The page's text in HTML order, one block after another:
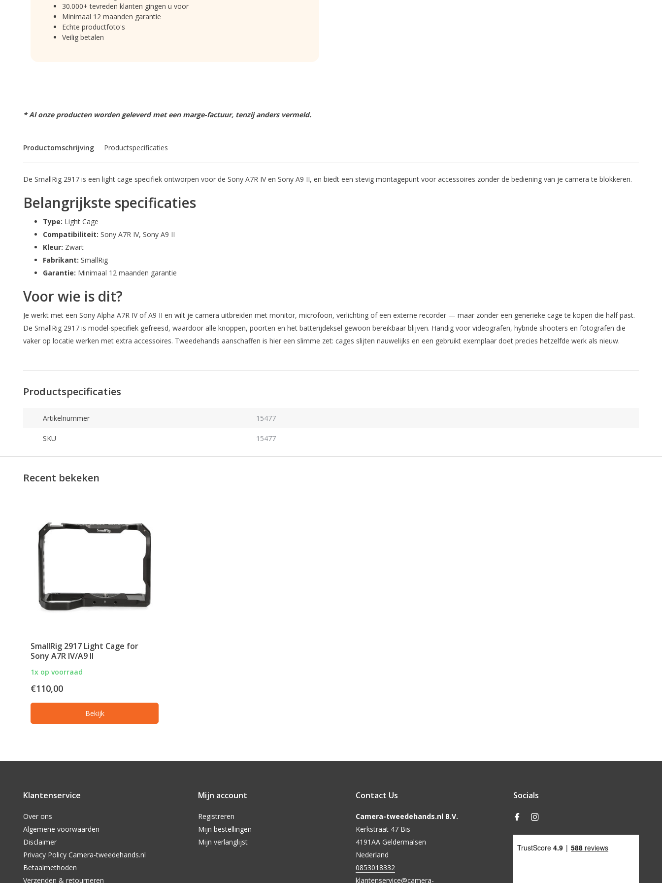
30.000+ tevreden klanten gingen u voor
Minimaal 12 maanden garantie
Echte productfoto's
Veilig betalen
* Al onze producten worden geleverd met een marge-factuur, tenzij anders vermeld.
Productomschrijving Productspecificaties
De SmallRig 2917 is een light cage specifiek ontworpen voor de Sony A7R IV en Sony A9 II, en biedt een stevig montagepunt voor accessoires zonder de bediening van je camera te blokkeren.
Belangrijkste specificaties
Type: Light Cage
Compatibiliteit: Sony A7R IV, Sony A9 II
Kleur: Zwart
Fabrikant: SmallRig
Garantie: Minimaal 12 maanden garantie
Voor wie is dit?
Je werkt met een Sony Alpha A7R IV of A9 II en wilt je camera uitbreiden met monitor, microfoon, verlichting of een externe recorder — maar zonder een generieke cage te kopen die half past.
De SmallRig 2917 is model-specifiek gefreesd, waardoor alle knoppen, poorten en het batterijdeksel gewoon bereikbaar blijven. Handig voor videografen, hybride shooters en fotografen die
vaker op locatie werken met extra accessoires. Tweedehands aanschaffen is hier een slimme zet: cages slijten nauwelijks en een gebruikt exemplaar doet precies hetzelfde werk als nieuw.
Productspecificaties
Artikelnummer 15477
SKU 15477
Recent bekeken
SmallRig 2917 Light Cage for
Sony A7R IV/A9 II
1x op voorraad
€110,00
Bekijk
Klantenservice
Over ons
Algemene voorwaarden
Disclaimer
Privacy Policy Camera-tweedehands.nl
Betaalmethoden
Verzenden & retourneren
Mijn account
Registreren
Mijn bestellingen
Mijn verlanglijst
Contact Us
Camera-tweedehands.nl B.V.
Kerkstraat 47 Bis
4191AA Geldermalsen
Nederland
0853018332
klantenservice@camera-
Socials